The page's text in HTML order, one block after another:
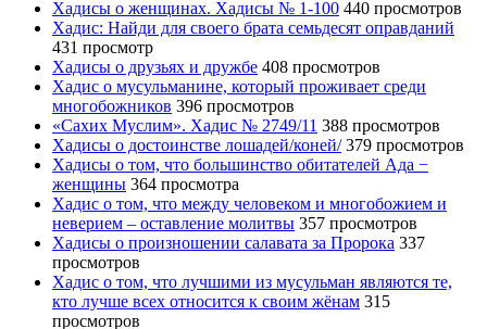
Хадисы о женщинах. Хадисы № 1-100 440 просмотров
Хадис: Найди для своего брата семьдесят оправданий
431 просмотр
Хадисы о друзьях и дружбе 408 просмотров
Хадис о мусульманине, который проживает среди
многобожников 396 просмотров
«Сахих Муслим». Хадис № 2749/11 388 просмотров
Хадисы о достоинстве лошадей/коней/ 379 просмотров
Хадисы о том, что большинство обитателей Ада −
женщины 364 просмотра
Хадис о том, что между человеком и многобожием и
неверием – оставление молитвы 357 просмотров
Хадисы о произношении салавата за Пророка 337
просмотров
Хадис о том, что лучшими из мусульман являются те,
кто лучше всех относится к своим жёнам 315
просмотров